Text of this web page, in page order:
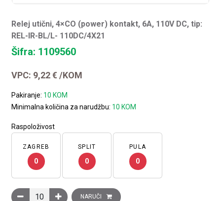
Relej utični, 4×CO (power) kontakt, 6A, 110V DC, tip:
REL-IR-BL/L- 110DC/4X21
Šifra: 1109560
VPC: 9,22€ /KOM
Pakiranje: 10 KOM
Minimalna količina za narudžbu: 10 KOM
Raspoloživost
ZAGREB
0
SPLIT
0
PULA
0
Relej utični, 4×CO (power) kontakt, 6A, 110V DC, tip: REL-IR-
NARUČI